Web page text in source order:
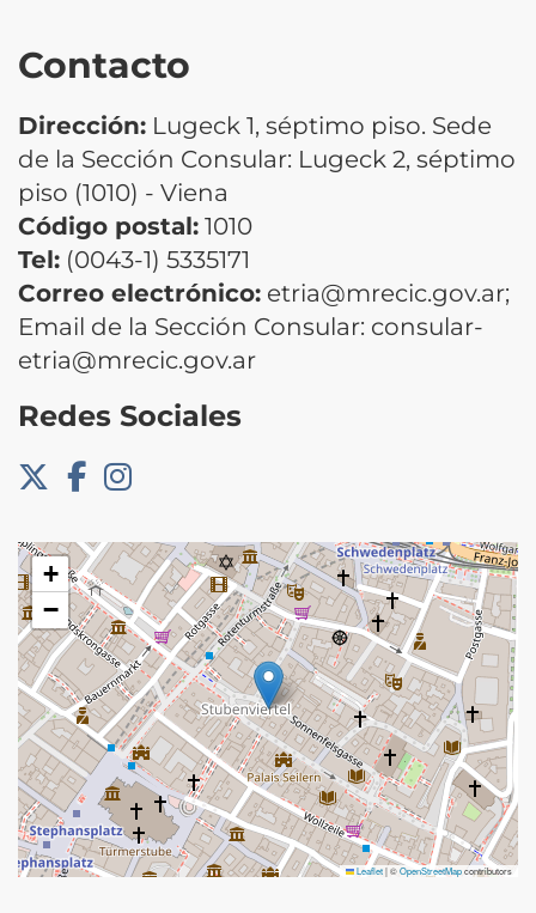
Contacto
Dirección: Lugeck 1, séptimo piso. Sede
de la Sección Consular: Lugeck 2, séptimo
piso (1010) - Viena
Código postal: 1010
Tel: (0043-1) 5335171
Correo electrónico: etria@mrecic.gov.ar;
Email de la Sección Consular: consular-
etria@mrecic.gov.ar
Redes Sociales
+
−
Leaflet|©OpenStreetMapcontributors